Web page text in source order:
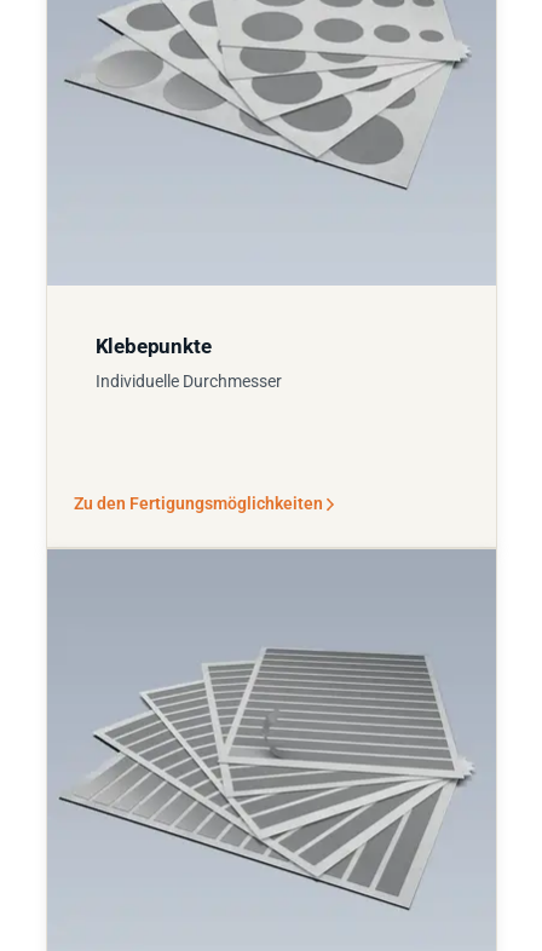
Klebepunkte
Individuelle Durchmesser
Zu den Fertigungsmöglichkeiten